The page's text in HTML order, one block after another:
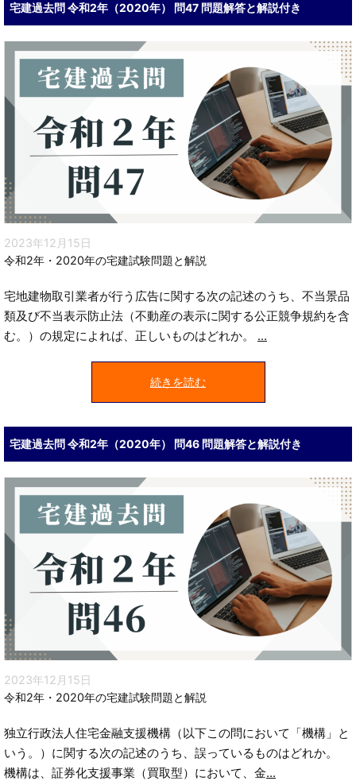
宅建過去問 令和2年（2020年） 問47 問題解答と解説付き
2023年12月15日
令和2年・2020年の宅建試験問題と解説
宅地建物取引業者が行う広告に関する次の記述のうち、不当景品
類及び不当表示防止法（不動産の表示に関する公正競争規約を含
む。）の規定によれば、正しいものはどれか。 ...
続きを読む
宅建過去問 令和2年（2020年） 問46 問題解答と解説付き
2023年12月15日
令和2年・2020年の宅建試験問題と解説
独立行政法人住宅金融支援機構（以下この問において「機構」と
いう。）に関する次の記述のうち、誤っているものはどれか。
機構は、証券化支援事業（買取型）において、金...